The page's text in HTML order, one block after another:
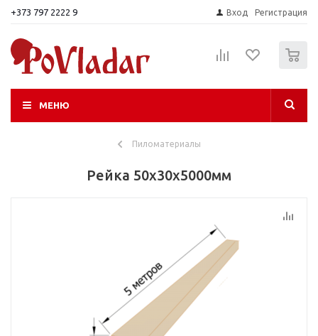
+373 797 2222 9 Вход Регистрация
МЕНЮ
Пиломатериалы
Рейка 50х30х5000мм